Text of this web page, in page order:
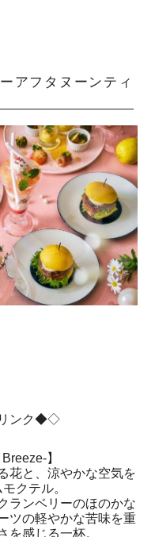
アフタヌーンティ
ンク◆◇
】
花と、涼やかな空気を
クテル。
ランベリーのほのかな
ツの軽やかな苦味を重
を感じる一杯。